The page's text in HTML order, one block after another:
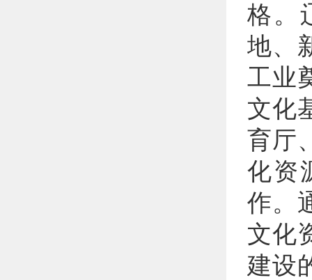
格。
地、
工业
文化
育厅
化资
作。
文化
建设